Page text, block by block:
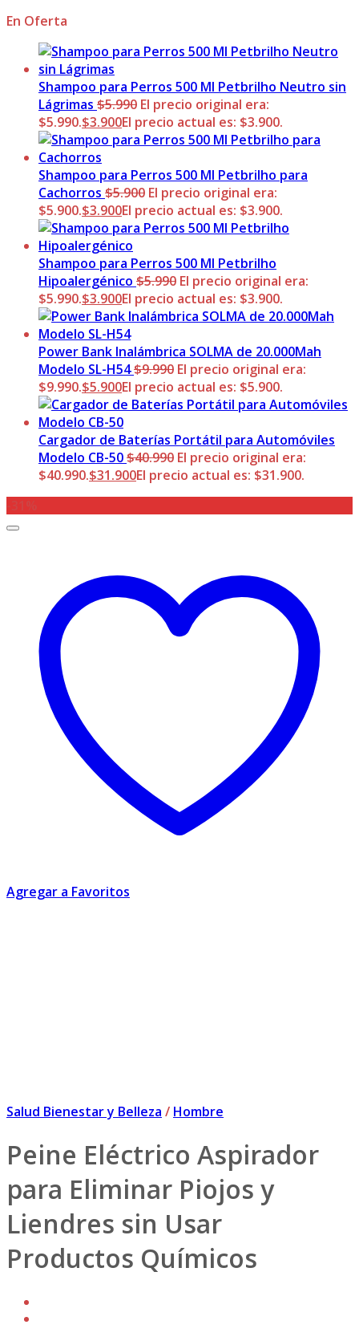
En Oferta
Shampoo para Perros 500 Ml Petbrilho Neutro sin
Lágrimas $5.990 El precio original era:
$5.990.$3.900El precio actual es: $3.900.
Shampoo para Perros 500 Ml Petbrilho para
Cachorros $5.900 El precio original era:
$5.900.$3.900El precio actual es: $3.900.
Shampoo para Perros 500 Ml Petbrilho
Hipoalergénico $5.990 El precio original era:
$5.990.$3.900El precio actual es: $3.900.
Power Bank Inalámbrica SOLMA de 20.000Mah
Modelo SL-H54$9.990 El precio original era:
$9.990.$5.900El precio actual es: $5.900.
Cargador de Baterías Portátil para Automóviles
Modelo CB-50$40.990 El precio original era:
$40.990.$31.900El precio actual es: $31.900.
Agregar a Favoritos
Salud Bienestar y Belleza / Hombre
Peine Eléctrico Aspirador
para Eliminar Piojos y
Liendres sin Usar
Productos Químicos